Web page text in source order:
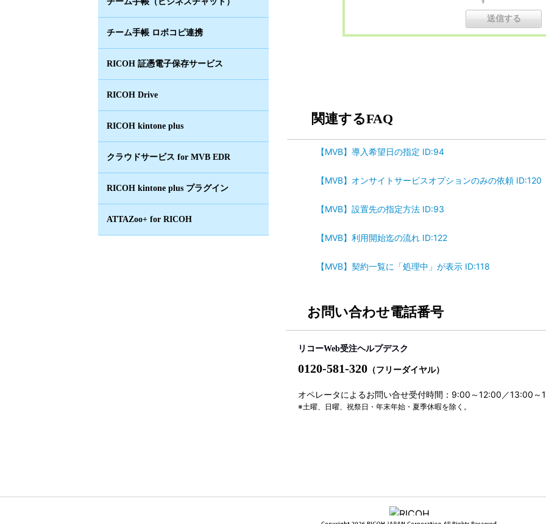
チーム手帳 ロボコピ連携
RICOH 証憑電子保存サービス
RICOH Drive
RICOH kintone plus
クラウドサービス for MVB EDR
RICOH kintone plus プラグイン
ATTAZoo+ for RICOH
関連するFAQ
【MVB】導入希望日の指定 ID:94
【MVB】オンサイトサービスオプションのみの依頼 ID:120
【MVB】設置先の指定方法 ID:93
【MVB】利用開始迄の流れ ID:122
【MVB】契約一覧に「処理中」が表示 ID:118
お問い合わせ電話番号
リコーWeb受注ヘルプデスク
0120-581-320 （フリーダイヤル）
オペレータによるお問い合せ受付時間：9:00～12:00／13:00～
※土曜、日曜、祝祭日・年末年始・夏季休暇を除く。